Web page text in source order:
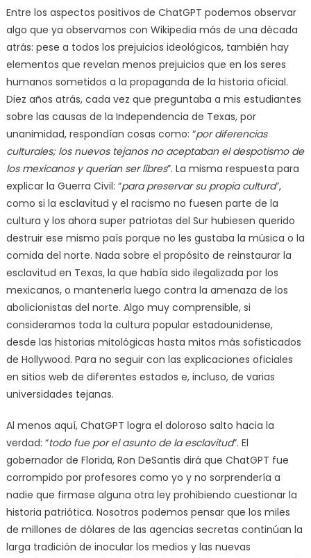
Entre los aspectos positivos de ChatGPT podemos observar
algo que ya observamos con Wikipedia más de una década
atrás: pese a todos los prejuicios ideológicos, también hay
elementos que revelan menos prejuicios que en los seres
humanos sometidos a la propaganda de la historia oficial.
Diez años atrás, cada vez que preguntaba a mis estudiantes
sobre las causas de la Independencia de Texas, por
unanimidad, respondían cosas como: “por diferencias
culturales; los nuevos tejanos no aceptaban el despotismo de
los mexicanos y querían ser libres”. La misma respuesta para
explicar la Guerra Civil: “para preservar su propia cultura”,
como si la esclavitud y el racismo no fuesen parte de la
cultura y los ahora super patriotas del Sur hubiesen querido
destruir ese mismo país porque no les gustaba la música o la
comida del norte. Nada sobre el propósito de reinstaurar la
esclavitud en Texas, la que había sido ilegalizada por los
mexicanos, o mantenerla luego contra la amenaza de los
abolicionistas del norte. Algo muy comprensible, si
consideramos toda la cultura popular estadounidense,
desde las historias mitológicas hasta mitos más sofisticados
de Hollywood. Para no seguir con las explicaciones oficiales
en sitios web de diferentes estados e, incluso, de varias
universidades tejanas.
Al menos aquí, ChatGPT logra el doloroso salto hacia la
verdad: “todo fue por el asunto de la esclavitud”. El
gobernador de Florida, Ron DeSantis dirá que ChatGPT fue
corrompido por profesores como yo y no sorprendería a
nadie que firmase alguna otra ley prohibiendo cuestionar la
historia patriótica. Nosotros podemos pensar que los miles
de millones de dólares de las agencias secretas continúan la
larga tradición de inocular los medios y las nuevas